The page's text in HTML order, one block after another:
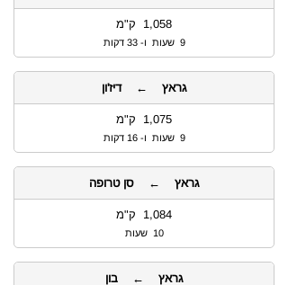
1,058 ק"מ
9 שעות ו- 33 דקות
גראץ ← דיז'ון
1,075 ק"מ
9 שעות ו- 16 דקות
גראץ ← סן טרופה
1,084 ק"מ
10 שעות
גראץ ← בון